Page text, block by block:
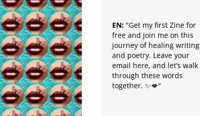
EN: "Get my first Zine for
free and join me on this
journey of healing writing
and poetry. Leave your
email here, and let’s walk
through these words
together. ✨💋"